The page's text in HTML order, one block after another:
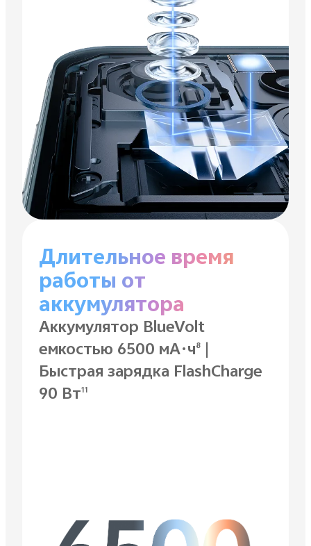
Длительное время
работы от
аккумулятора
Аккумулятор BlueVolt
емкостью 6500 мА·ч8|
Быстрая зарядка FlashCharge
90 Вт11